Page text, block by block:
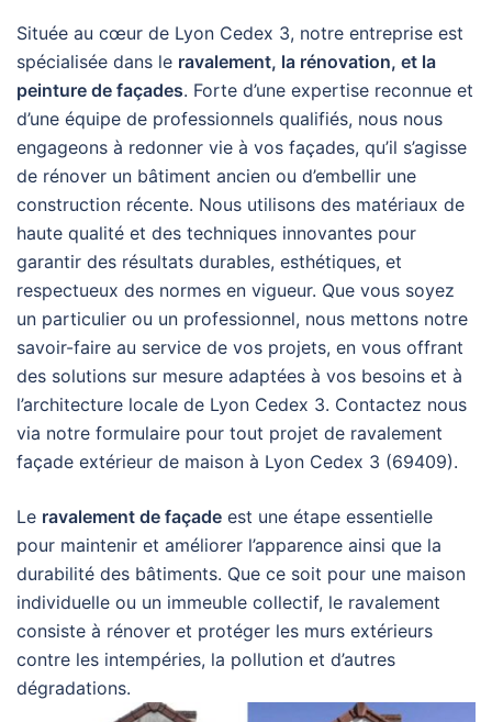
Située au cœur de Lyon Cedex 3, notre entreprise est
spécialisée dans le ravalement, la rénovation, et la
peinture de façades. Forte d’une expertise reconnue et
d’une équipe de professionnels qualifiés, nous nous
engageons à redonner vie à vos façades, qu’il s’agisse
de rénover un bâtiment ancien ou d’embellir une
construction récente. Nous utilisons des matériaux de
haute qualité et des techniques innovantes pour
garantir des résultats durables, esthétiques, et
respectueux des normes en vigueur. Que vous soyez
un particulier ou un professionnel, nous mettons notre
savoir-faire au service de vos projets, en vous offrant
des solutions sur mesure adaptées à vos besoins et à
l’architecture locale de Lyon Cedex 3. Contactez nous
via notre formulaire pour tout projet de ravalement
façade extérieur de maison à Lyon Cedex 3 (69409).
Le ravalement de façade est une étape essentielle
pour maintenir et améliorer l’apparence ainsi que la
durabilité des bâtiments. Que ce soit pour une maison
individuelle ou un immeuble collectif, le ravalement
consiste à rénover et protéger les murs extérieurs
contre les intempéries, la pollution et d’autres
dégradations.